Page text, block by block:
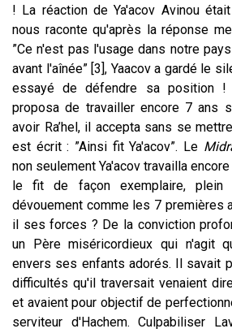
! La réaction de Ya'acov Avinou
nous raconte qu'après la réponse
”Ce n'est pas l'usage dans notre
avant l'aînée” [3], Yaacov a gardé le
essayé de défendre sa position !
proposa de travailler encore 7 ans
avoir Ra’hel, il accepta sans se
est écrit : ”Ainsi fit Ya'acov”. Le
non seulement Ya'acov travailla
le fit de façon exemplaire, plein
dévouement comme les 7 premières
il ses forces ? De la conviction
un Père miséricordieux qui n'agit
envers ses enfants adorés. Il savait
difficultés qu'il traversait venaient
et avaient pour objectif de
serviteur d'Hachem. Culpabiliser